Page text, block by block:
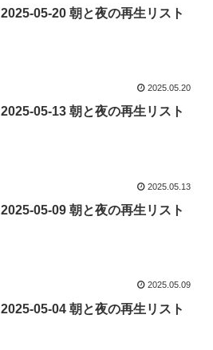
2025-05-20 朝と夜の再生リスト
2025.05.20
2025-05-13 朝と夜の再生リスト
2025.05.13
2025-05-09 朝と夜の再生リスト
2025.05.09
2025-05-04 朝と夜の再生リスト